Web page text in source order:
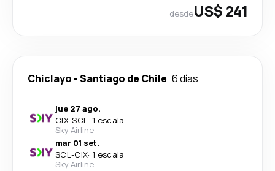
desdeUS$ 241
Chiclayo -Santiago de Chile 6 días
jue 27 ago.
CIX-SCL· 1 escala
Sky Airline
mar 01 set.
SCL-CIX· 1 escala
Sky Airline